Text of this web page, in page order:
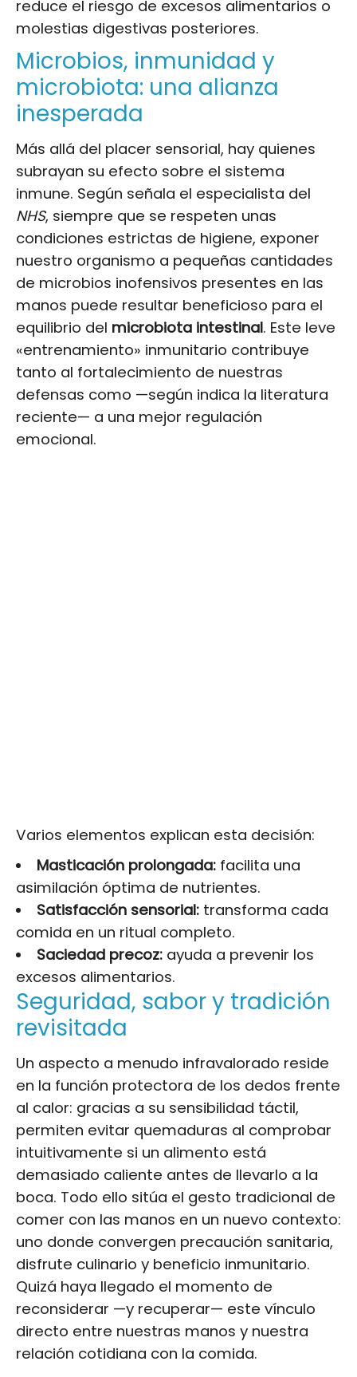
reduce el riesgo de excesos alimentarios o
molestias digestivas posteriores.
Microbios, inmunidad y
microbiota: una alianza
inesperada
Más allá del placer sensorial, hay quienes
subrayan su efecto sobre el sistema
inmune. Según señala el especialista del
NHS, siempre que se respeten unas
condiciones estrictas de higiene, exponer
nuestro organismo a pequeñas cantidades
de microbios inofensivos presentes en las
manos puede resultar beneficioso para el
equilibrio del microbiota intestinal. Este leve
«entrenamiento» inmunitario contribuye
tanto al fortalecimiento de nuestras
defensas como —según indica la literatura
reciente— a una mejor regulación
emocional.
Varios elementos explican esta decisión:
Masticación prolongada:facilita una
asimilación óptima de nutrientes.
Satisfacción sensorial:transforma cada
comida en un ritual completo.
Saciedad precoz:ayuda a prevenir los
excesos alimentarios.
Seguridad, sabor y tradición
revisitada
Un aspecto a menudo infravalorado reside
en la función protectora de los dedos frente
al calor: gracias a su sensibilidad táctil,
permiten evitar quemaduras al comprobar
intuitivamente si un alimento está
demasiado caliente antes de llevarlo a la
boca. Todo ello sitúa el gesto tradicional de
comer con las manos en un nuevo contexto:
uno donde convergen precaución sanitaria,
disfrute culinario y beneficio inmunitario.
Quizá haya llegado el momento de
reconsiderar —y recuperar— este vínculo
directo entre nuestras manos y nuestra
relación cotidiana con la comida.